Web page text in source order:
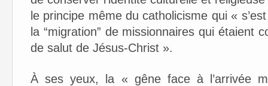
le principe même du catholicisme qui «
la “migration” de missionnaires qui étaient
de salut de Jésus-Christ ».
À ses yeux, la « gêne face à l’arrivée